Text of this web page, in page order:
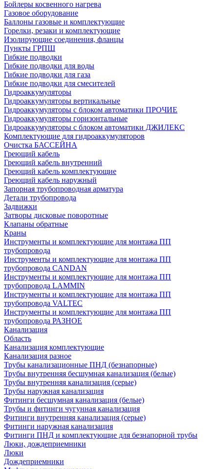
Бойлеры косвенного нагрева
Газовое оборудование
Баллоны газовые и комплектующие
Горелки, резаки и комплектующие
Изолирующие соединения, фланцы
Пункты ГРПШ
Гибкие подводки
Гибкие подводки для воды
Гибкие подводки для газа
Гибкие подводки для смесителей
Гидроаккумуляторы
Гидроаккумуляторы вертикальные
Гидроаккумуляторы с блоком автоматики ПРОЧИЕ
Гидроаккумуляторы горизонтальные
Гидроаккумуляторы с блоком автоматики ДЖИЛЕКС
Комплектующие для гидроаккумуляторов
Очистка БАССЕЙНА
Греющий кабель
Греющий кабель внутренний
Греющий кабель комплектующие
Греющий кабель наружный
Запорная трубопроводная арматура
Детали трубопровода
Задвижки
Затворы дисковые поворотные
Клапаны обратные
Краны
Инструменты и комплектующие для монтажа ПП
трубопровода
Инструменты и комплектующие для монтажа ПП
трубопровода CANDAN
Инструменты и комплектующие для монтажа ПП
трубопровода LAMMIN
Инструменты и комплектующие для монтажа ПП
трубопровода VALTEC
Инструменты и комплектующие для монтажа ПП
трубопровода РАЗНОЕ
Канализация
Область
Канализация комплектующие
Канализация разное
Трубы канализационные ПНД (безнапорные)
Трубы внутренняя бесшумная канализация (белые)
Трубы внутренняя канализация (серые)
Трубы наружная канализация
Фитинги бесшумная канализация (белые)
Трубы и фитинги чугунная канализация
Фитинги внутренняя канализация (серые)
Фитинги наружная канализация
Фитинги ПНД и комплектующие для безнапорной трубы
Люки, дождеприемники
Люки
Дождеприемники